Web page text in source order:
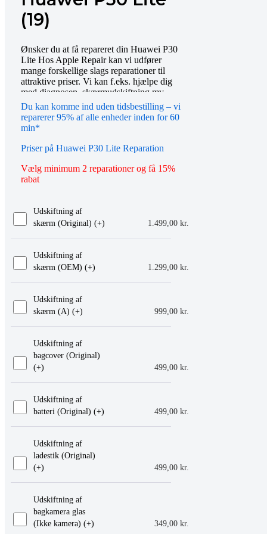
(19)
Ønsker du at få repareret din Huawei P30
Lite Hos Apple Repair kan vi udfører
mange forskellige slags reparationer til
attraktive priser. Vi kan f.eks. hjælpe dig
med diagnosen, skærmudskiftning mv.
Bestil tid online eller mød op i vores butik,
så hjælper vi dig gerne videre. Du er også
altid velkommen til at kontakte os på
Du kan komme ind uden tidsbestilling – vi
reparerer 95% af alle enheder inden for 60
min*
Priser på Huawei P30 Lite Reparation
Vælg minimum 2 reparationer og få 15%
rabat
Udskiftning af
skærm (Original) (+
1.499,00 kr.
)
Udskiftning af
skærm (OEM) (+
1.299,00 kr.
)
Udskiftning af
skærm (A) (+
999,00 kr.
)
Udskiftning af
bagcover (Original)
(+
499,00 kr.
)
Udskiftning af
batteri (Original) (+
499,00 kr.
)
Udskiftning af
ladestik (Original)
(+
499,00 kr.
)
Udskiftning af
bagkamera glas
(Ikke kamera) (+
349,00 kr.
)